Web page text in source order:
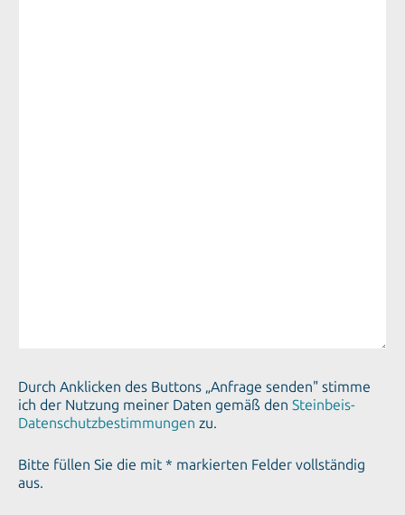
Durch Anklicken des Buttons „Anfrage senden" stimme
ich der Nutzung meiner Daten gemäß den Steinbeis-
Datenschutzbestimmungen zu.
Bitte füllen Sie die mit * markierten Felder vollständig
aus.